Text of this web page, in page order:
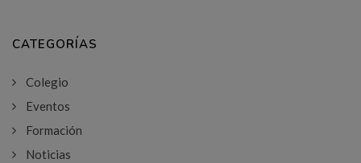
CATEGORÍAS
Colegio
Eventos
Formación
Noticias